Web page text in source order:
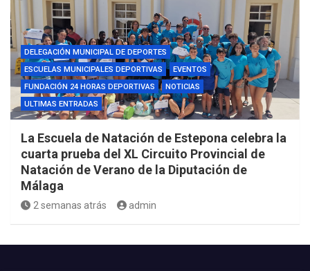
DELEGACIÓN MUNICIPAL DE DEPORTES
ESCUELAS MUNICIPALES DEPORTIVAS
EVENTOS
FUNDACIÓN 24 HORAS DEPORTIVAS
NOTICIAS
ULTIMAS ENTRADAS
La Escuela de Natación de Estepona celebra la
cuarta prueba del XL Circuito Provincial de
Natación de Verano de la Diputación de
Málaga
2 semanas atrás admin